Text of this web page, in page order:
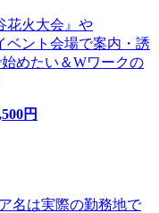
花火大会』や
ベント会場で案内・誘
めたい＆Wワークの
円
名は実際の勤務地で